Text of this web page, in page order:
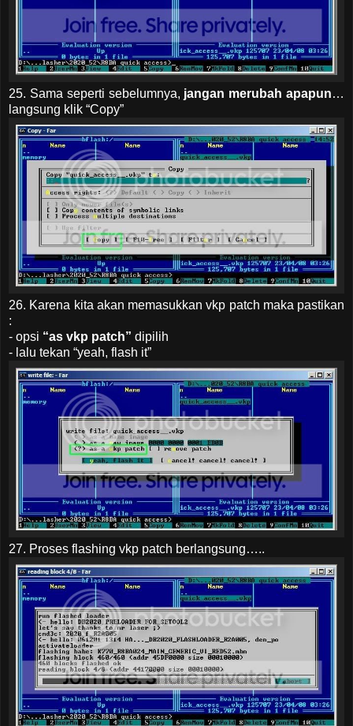
25. Sama seperti sebelumnya, jangan merubah apapun…
langsung klik “Copy”
26. Karena kita akan memasukkan vkp patch maka pastikan
:
- opsi “as vkp patch” dipilih
- lalu tekan “yeah, flash it”
27. Proses flashing vkp patch berlangsung…..